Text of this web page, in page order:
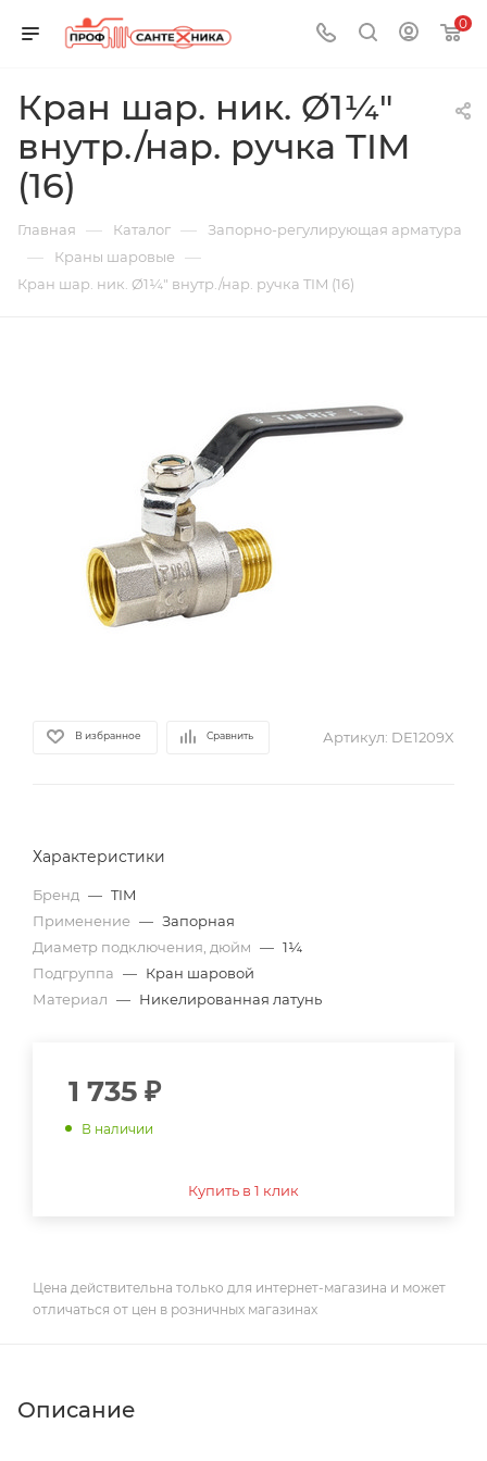
0
Кран шар. ник. Ø1¼"
внутр./нар. ручка TIM
(16)
Главная — Каталог — Запорно-регулирующая арматура
— Краны шаровые —
Кран шар. ник. Ø1¼" внутр./нар. ручка TIM (16)
В избранное Сравнить Артикул: DE1209X
Характеристики
Бренд — TIM
Применение — Запорная
Диаметр подключения, дюйм — 1¼
Подгруппа — Кран шаровой
Материал — Никелированная латунь
1 735 ₽
В наличии
Купить в 1 клик
Цена действительна только для интернет-магазина и может
отличаться от цен в розничных магазинах
Описание